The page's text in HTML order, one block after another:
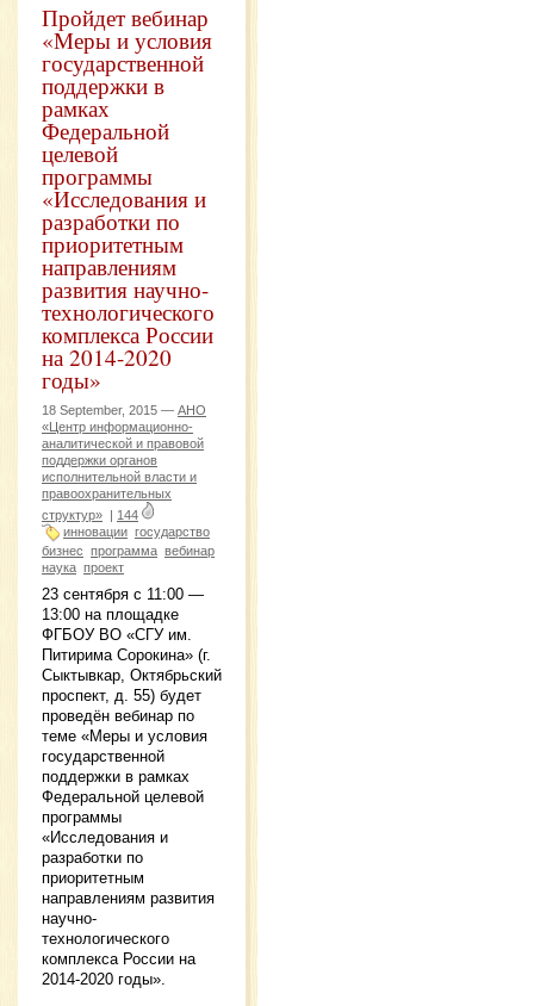
Пройдет вебинар
«Меры и условия
государственной
поддержки в
рамках
Федеральной
целевой
программы
«Исследования и
разработки по
приоритетным
направлениям
развития научно-
технологического
комплекса России
на 2014-2020
годы»
18 September, 2015 — АНО
«Центр информационно-
аналитической и правовой
поддержки органов
исполнительной власти и
правоохранительных
структур»
144
инновации государство
бизнес программа вебинар
наука проект
23 сентября с 11:00 —
13:00 на площадке
ФГБОУ ВО «СГУ им.
Питирима Сорокина» (г.
Сыктывкар, Октябрьский
проспект, д. 55) будет
проведён вебинар по
теме «Меры и условия
государственной
поддержки в рамках
Федеральной целевой
программы
«Исследования и
разработки по
приоритетным
направлениям развития
научно-
технологического
комплекса России на
2014-2020 годы».